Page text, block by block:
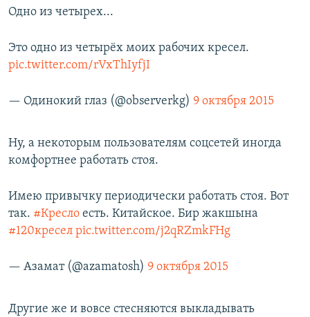
Одно из четырех...
Это одно из четырёх моих рабочих кресел.
pic.twitter.com/rVxThIyfjI
— Одинокий глаз (@observerkg) 9 октября 2015
Ну, а некоторым пользователям соцсетей иногда
комфортнее работать стоя.
Имею привычку периодически работать стоя. Вот
так. #Кресло есть. Китайское. Бир жакшына
#120кресел pic.twitter.com/j2qRZmkFHg
— Азамат (@azamatosh) 9 октября 2015
Другие же и вовсе стесняются выкладывать